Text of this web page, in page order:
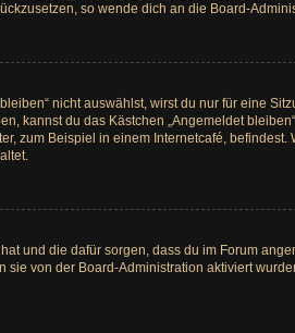
so wende dich an die Board-
nicht auswählst, wirst du nur für eine
kannst du das Kästchen „Angemeldet
zum Beispiel in einem Internetcafé, befindest.
und die dafür sorgen, dass du im Forum
sie von der Board-Administration aktiviert